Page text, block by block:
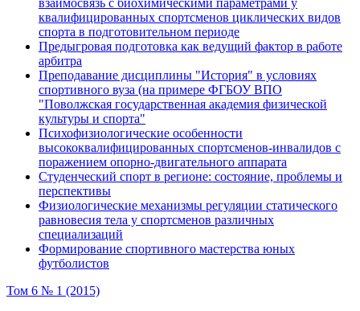
взаимосвязь с биохимическими параметрами у
квалифицированных спортсменов циклических видов
спорта в подготовительном периоде
Предыгровая подготовка как ведущий фактор в работе
арбитра
Преподавание дисциплины "История" в условиях
спортивного вуза (на примере ФГБОУ ВПО
"Поволжская государственная академия физической
культуры и спорта"
Психофизиологические особенности
высококвалифицированных спортсменов-инвалидов с
поражением опорно-двигательного аппарата
Студенческий спорт в регионе: состояние, проблемы и
перспективы
Физиологические механизмы регуляции статического
равновесия тела у спортсменов различных
специализаций
Формирование спортивного мастерства юных
футболистов
Том 6 № 1 (2015)